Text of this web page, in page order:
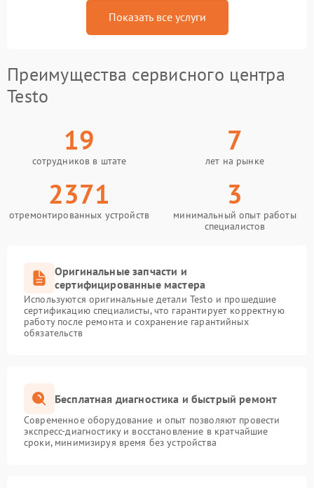
Показать все услуги
Преимущества сервисного центра
Testo
19
сотрудников в штате
7
лет на рынке
2371
отремонтированных устройств
3
минимальный опыт работы
специалистов
Оригинальные запчасти и
сертифицированные мастера
Используются оригинальные детали Testo и прошедшие
сертификацию специалисты, что гарантирует корректную
работу после ремонта и сохранение гарантийных
обязательств
Бесплатная диагностика и быстрый ремонт
Современное оборудование и опыт позволяют провести
экспресс-диагностику и восстановление в кратчайшие
сроки, минимизируя время без устройства